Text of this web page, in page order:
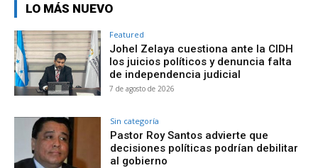
LO MÁS NUEVO
Featured
Johel Zelaya cuestiona ante la CIDH
los juicios políticos y denuncia falta
de independencia judicial
7 de agosto de 2026
Sin categoría
Pastor Roy Santos advierte que
decisiones políticas podrían debilitar
al gobierno